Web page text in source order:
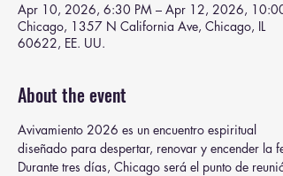
Apr 10, 2026, 6:30 PM – Apr 12, 2026, 10:00
Chicago, 1357 N California Ave, Chicago, IL
60622, EE. UU.
About the event
Avivamiento 2026 es un encuentro espiritual
diseñado para despertar, renovar y encender la
Durante tres días, Chicago será el punto de